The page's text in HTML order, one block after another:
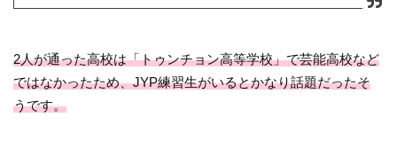
2人が通った高校は「トゥンチョン高等学校」で芸能高校など
ではなかったため、JYP練習生がいるとかなり話題だったそ
うです。